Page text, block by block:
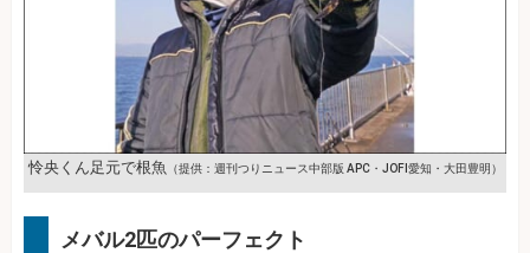
怜央くん足元で根魚 （提供：週刊つりニュース中部版 APC・JOFI愛知・大田豊明）
メバル2匹のパーフェクト